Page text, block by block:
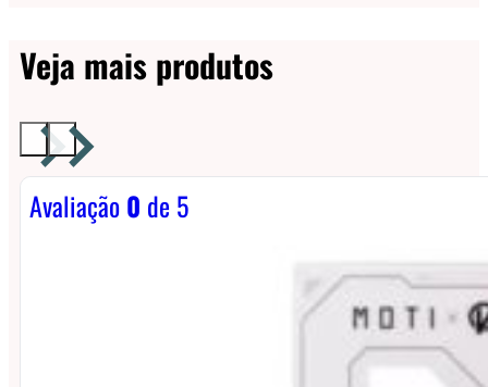
Veja mais produtos
Avaliação0 de 5